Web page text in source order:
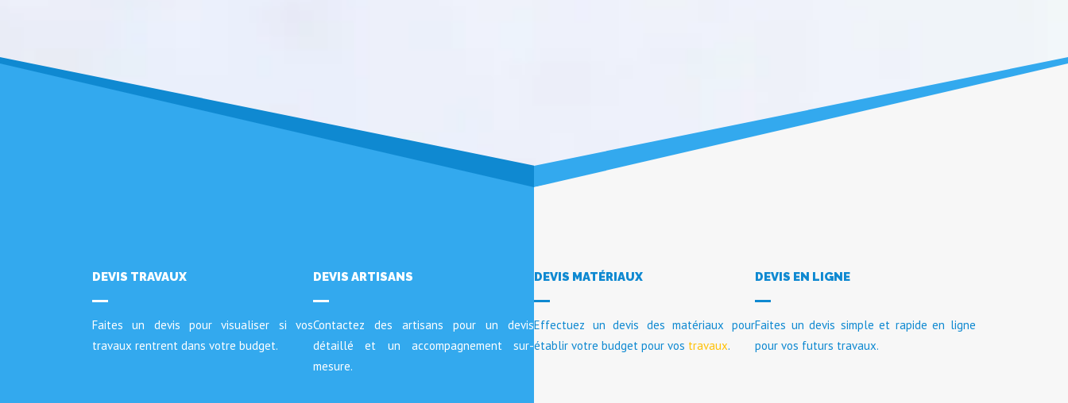
DEVIS TRAVAUX
Faites un devis pour visualiser si vos
travaux rentrent dans votre budget.
DEVIS ARTISANS
Contactez des artisans pour un devis
détaillé et un accompagnement sur-
mesure.
DEVIS MATÉRIAUX
Effectuez un devis des matériaux pour
établir votre budget pour vos travaux.
DEVIS EN LIGNE
Faites un devis simple et rapide en ligne
pour vos futurs travaux.